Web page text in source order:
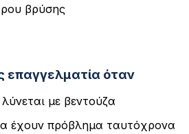
βρύσης
επαγγελματία όταν
με βεντούζα
έχουν πρόβλημα ταυτόχρονα